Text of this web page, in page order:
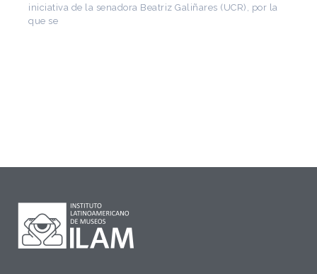
iniciativa de la senadora Beatriz Galiñares (UCR), por la
que se